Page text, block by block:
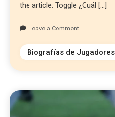
the article: Toggle ¿Cuál […]
Leave a Comment
Biografías de Jugadores